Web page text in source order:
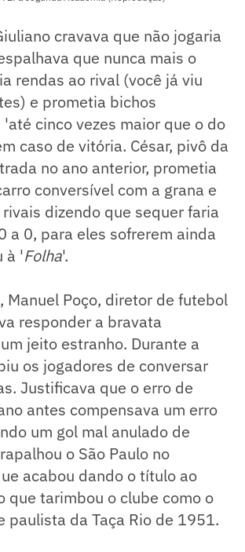
cravava que não jogaria
que nunca mais o
rendas ao rival (você já viu
e prometia bichos
cinco vezes maior que o do
caso de vitória. César, pivô da
no ano anterior, prometia
conversível com a grana e
dizendo que sequer faria
a 0, para eles sofrerem ainda
à 'Folha'.
Manuel Poço, diretor de futebol
responder a bravata
jeito estranho. Durante a
os jogadores de conversar
Justificava que o erro de
antes compensava um erro
um gol mal anulado de
o São Paulo no
acabou dando o título ao
que tarimbou o clube como o
paulista da Taça Rio de 1951.